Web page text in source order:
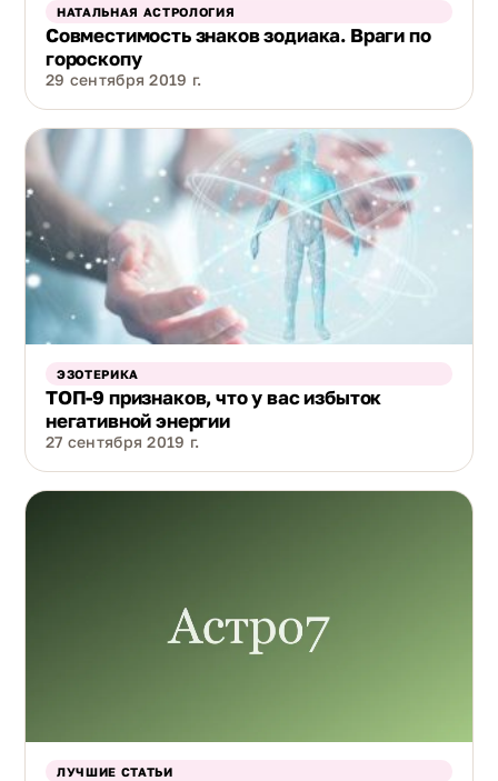
НАТАЛЬНАЯ АСТРОЛОГИЯ
Совместимость знаков зодиака. Враги по
гороскопу
29 сентября 2019 г.
ЭЗОТЕРИКА
ТОП-9 признаков, что у вас избыток
негативной энергии
27 сентября 2019 г.
ЛУЧШИЕ СТАТЬИ